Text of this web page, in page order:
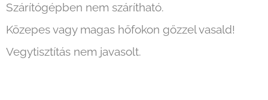
Szárítógépben nem szárítható.
Közepes vagy magas hőfokon gőzzel vasald!
Vegytisztítás nem javasolt.